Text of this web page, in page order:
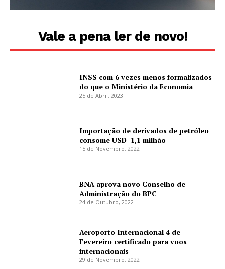
Vale a pena ler de novo!
INSS com 6 vezes menos formalizados
do que o Ministério da Economia
25 de Abril, 2023
Importação de derivados de petróleo
consome USD 1,1 milhão
15 de Novembro, 2022
BNA aprova novo Conselho de
Administração do BPC
24 de Outubro, 2022
Aeroporto Internacional 4 de
Fevereiro certificado para voos
internacionais
29 de Novembro, 2022